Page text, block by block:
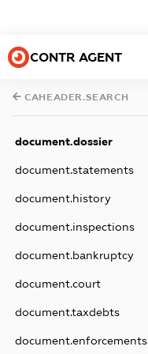
CONTR AGENT
CAHEADER.SEARCH
document.dossier
document.statements
document.history
document.inspections
document.bankruptcy
document.court
document.taxdebts
document.enforcements